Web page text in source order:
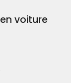
voiture